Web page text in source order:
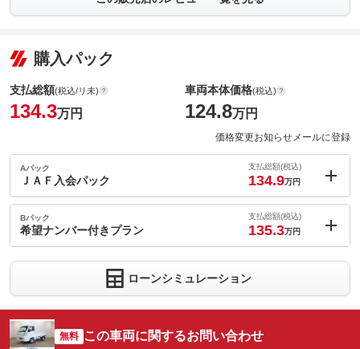
購入パック
支払総額(税込/リ未)
134.3万円
車両本体価格(税込)
124.8万円
価格変更お知らせメールに登録
Aパック
ＪＡＦ入会パック
支払総額(税込)
134.9万円
内：オプシ
ョン価格
(税込)
車両本体価
パック内容
Bパック
希望ナンバー付きプラン
支払総額(税込)
135.3万円
1
車両本体価
格
ローンシミュレーション
無料 この車両に関するお問い合わせ